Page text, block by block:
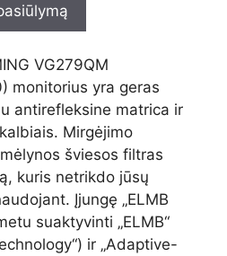
VG279QM
monitorius yra geras
antirefleksine matrica ir
Mirgėjimo
šviesos filtras
kuris netrikdo jūsų
Įjungę „ELMB
suaktyvinti „ELMB“
ir „Adaptive-